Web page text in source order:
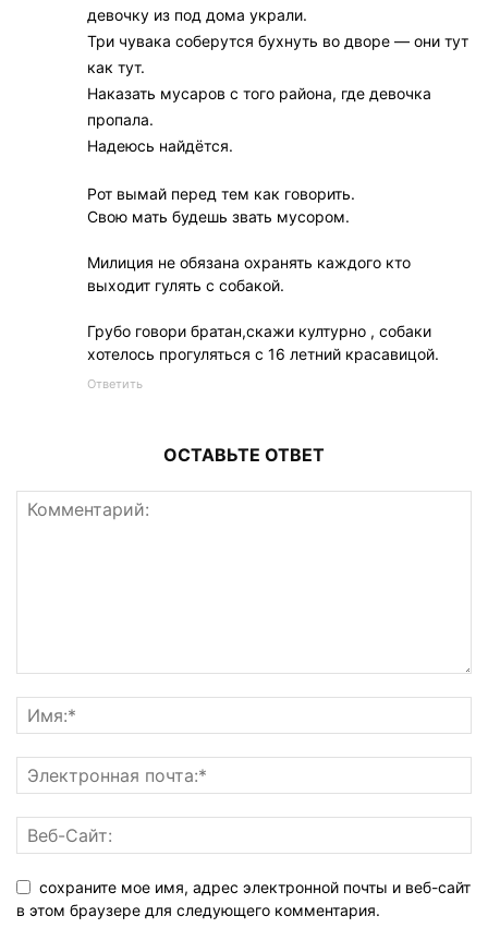
девочку из под дома украли.
Три чувака соберутся бухнуть во дворе — они тут
как тут.
Наказать мусаров с того района, где девочка
пропала.
Надеюсь найдётся.
Рот вымай перед тем как говорить.
Свою мать будешь звать мусором.
Милиция не обязана охранять каждого кто
выходит гулять с собакой.
Грубо говори братан,скажи културно , собаки
хотелось прогуляться с 16 летний красавицой.
Ответить
ОСТАВЬТЕ ОТВЕТ
сохраните мое имя, адрес электронной почты и веб-сайт
в этом браузере для следующего комментария.